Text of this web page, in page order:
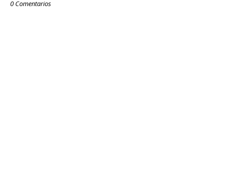
0 Comentarios